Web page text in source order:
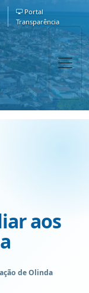
Portal
Transparência
aos
de Olinda